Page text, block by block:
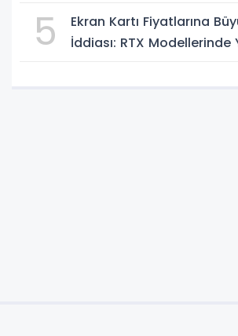
5
Ekran Kartı Fiyatlarına
İddiası: RTX Modellerinde